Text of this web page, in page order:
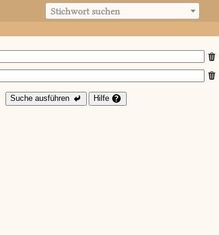
Stichwort suchen
Suche ausführen Hilfe